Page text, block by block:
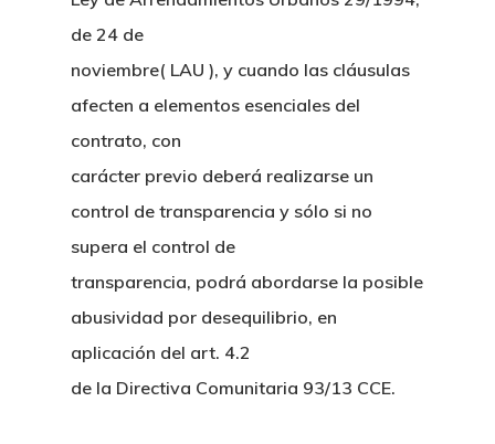
de 24 de
noviembre( LAU ), y cuando las cláusulas
afecten a elementos esenciales del
contrato, con
carácter previo deberá realizarse un
control de transparencia y sólo si no
supera el control de
transparencia, podrá abordarse la posible
abusividad por desequilibrio, en
aplicación del art. 4.2
de la Directiva Comunitaria 93/13 CCE.